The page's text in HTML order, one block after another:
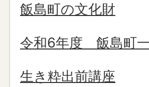
飯島町の文化財
令和6年度 飯島町
生き粋出前講座